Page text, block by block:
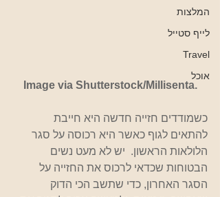
המלצות
לייף סטייל
Travel
אוכל
Image via Shutterstock/Millisenta.
כשמודדים חזייה חדשה היא חייבת
להתאים לגוף כאשר היא רכוסה על סגר
הלולאות הראשון.  יש לא מעט נשים
הבטוחות שכדאי לרכוס את החזייה על
הסגר האחרון, כדי שתשב הכי הדוק